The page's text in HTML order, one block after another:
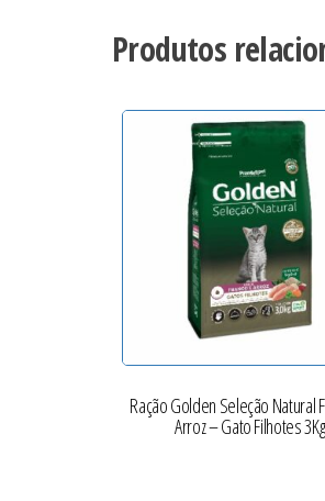
Produtos
Ração Golden Seleção Natural
Arroz – Gato Filhotes 3Kg